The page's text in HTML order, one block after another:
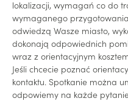
lokalizacji, wymagań co do
wymaganego
odwiedzą Wasze miasto,
dokonają odpowiednich
wraz z orientacyjnym
Jeśli chcecie poznać
kontaktu. Spotkanie można
odpowiemy na każde